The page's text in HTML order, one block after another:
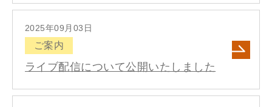
2025年09月03日
ご案内
ライブ配信について公開いたしました